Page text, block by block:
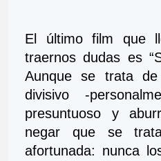
El último film que
traernos dudas es
Aunque se trata
divisivo -
presuntuoso y
negar que se
afortunada: nunca